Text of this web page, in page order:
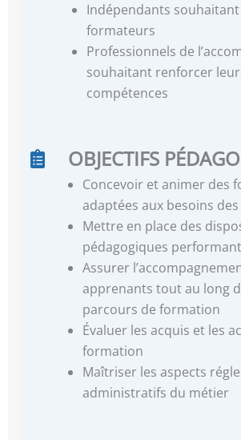
Indépendants
formateurs
Professionnels de
souhaitant renforcer
compétences
OBJECTIFS
Concevoir et animer des
adaptées aux besoins
Mettre en place des
pédagogiques
Assurer
apprenants tout au long
parcours de formation
Évaluer les acquis et les
formation
Maîtriser les aspects
administratifs du métier